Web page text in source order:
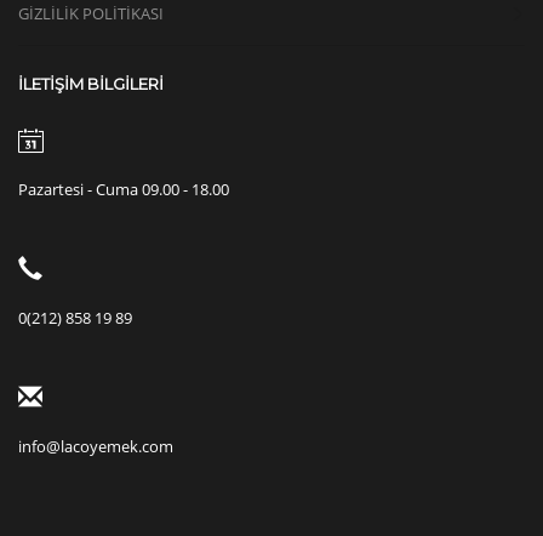
GİZLİLİK POLİTİKASI
İLETİŞİM BİLGİLERİ
Pazartesi - Cuma 09.00 - 18.00
0(212) 858 19 89
info@lacoyemek.com